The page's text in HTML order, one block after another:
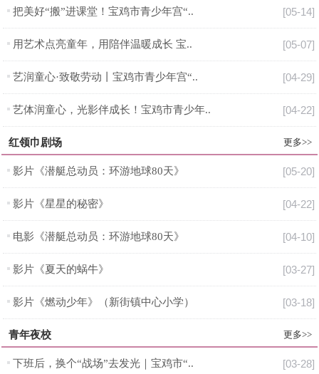
把美好“搬”进课堂！宝鸡市青少年宫“.. [05-14]
用艺术点亮童年，用陪伴温暖成长 宝.. [05-07]
艺润童心·致敬劳动丨宝鸡市青少年宫“.. [04-29]
艺体润童心，光影伴成长！宝鸡市青少年.. [04-22]
红领巾剧场 更多>>
影片《潜艇总动员：环游地球80天》 [05-20]
影片《星星的秘密》 [04-22]
电影《潜艇总动员：环游地球80天》 [04-10]
影片《夏天的蜗牛》 [03-27]
影片《燃动少年》（新街镇中心小学） [03-18]
青年夜校 更多>>
下班后，换个“战场”去发光｜宝鸡市“.. [03-28]